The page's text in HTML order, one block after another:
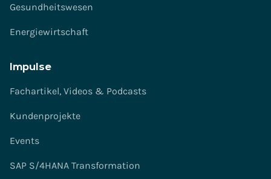
s
Gesundheitswesen
Energiewirtschaft
Impulse
Fachartikel, Videos & Podcasts
Kundenprojekte
Events
SAP S/4HANA Transformation